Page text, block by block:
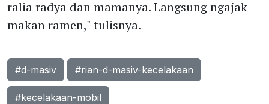
ralia radya dan mamanya. Langsung ngajak
makan ramen," tulisnya.
#d-masiv #rian-d-masiv-kecelakaan
#kecelakaan-mobil